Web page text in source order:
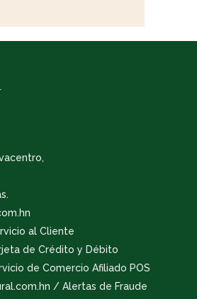
al Cliente
de Crédito y Débito
de Comercio Afiliado POS
/ Alertas de Fraude